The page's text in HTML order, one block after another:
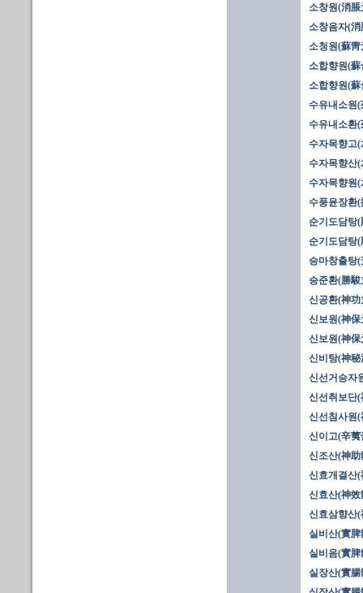
소창원(消脹
소창음자(
소청원(蘇靑
소합향원(
소합향원(
수유내소원
수유내소환
수자목향고
수자목향산
수자목향원
수풍윤장환
순기도담탕
순기도담탕
승마창출탕
승준환(勝駿
신공환(神功
신보원(神保
신보원(神保
신비탕(神秘
신선거승자
신선취보단
신선침사원
신이고(辛荑
신조산(神助
신효개결산
신효산(神效
신효삼향산
실비산(實脾
실비음(實脾
실장산(實腸